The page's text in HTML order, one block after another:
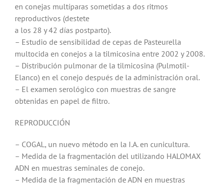
en conejas multíparas sometidas a dos ritmos
reproductivos (destete
a los 28 y 42 días postparto).
– Estudio de sensibilidad de cepas de Pasteurella
multocida en conejos a la tilmicosina entre 2002 y 2008.
– Distribución pulmonar de la tilmicosina (Pulmotil-
Elanco) en el conejo después de la administración oral.
– El examen serológico con muestras de sangre
obtenidas en papel de filtro.
REPRODUCCIÓN
– COGAL, un nuevo método en la I.A. en cunicultura.
– Medida de la fragmentación del utilizando HALOMAX
ADN en muestras seminales de conejo.
– Medida de la fragmentación de ADN en muestras